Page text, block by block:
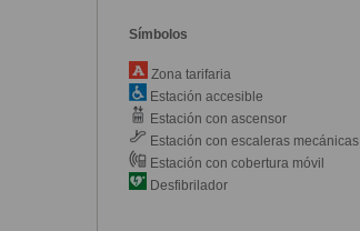
Símbolos
Zona tarifaria
Estación accesible
Estación con ascensor
Estación con escaleras mecánicas
Estación con cobertura móvil
Desfibrilador